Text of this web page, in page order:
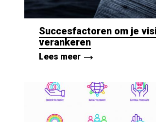
Succesfactoren om je
verankeren
Lees meer